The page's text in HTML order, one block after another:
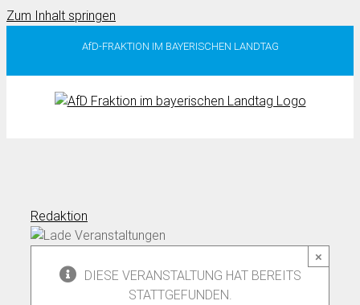
Zum Inhalt springen
AfD-FRAKTION IM BAYERISCHEN LANDTAG
Redaktion
×
DIESE VERANSTALTUNG HAT BEREITS
STATTGEFUNDEN.